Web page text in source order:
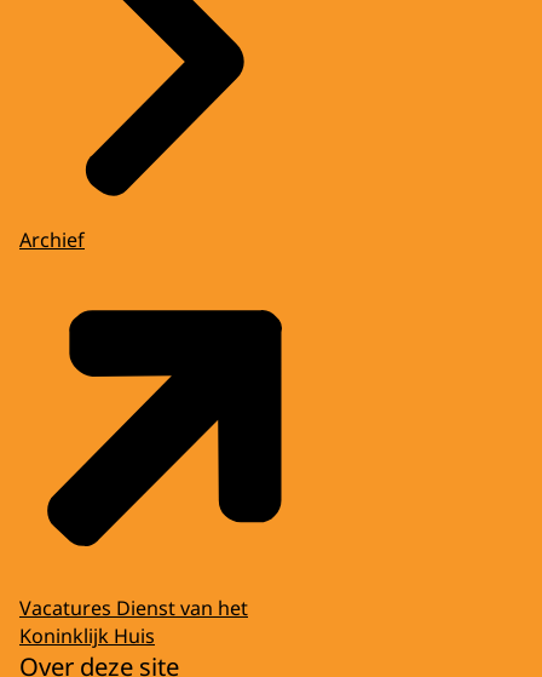
Archief
Vacatures Dienst van het
Koninklijk Huis
Over deze site